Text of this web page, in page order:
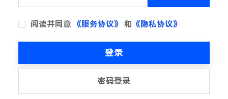
阅读并同意 《服务协议》 和 《隐私协议》
登录
密码登录